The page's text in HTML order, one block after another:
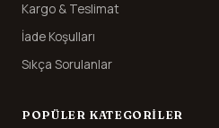
Kargo & Teslimat
İade Koşulları
Sıkça Sorulanlar
POPÜLER KATEGORILER